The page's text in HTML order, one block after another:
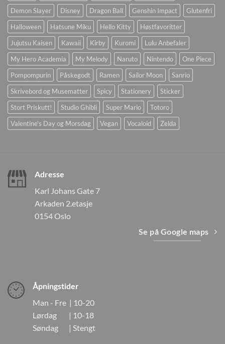
Demon Slayer
Disney Dragon Ball Genshin Impact
Glutenfri
Halloween
Hatsune Miku Hello Kitty
Høstfavoritter
Jujutsu Kaisen
Kawaii Kirby Kuromi
Lulu Anbefaler
My Hero Academia
My Melody Naruto Nintendo
One Piece
Pompompurin
Påskegodt Ramen Sailor Moon
Sanrio
Skrivebord og Musematter
Spicy Stationery
Sticker
Stort Priskutt!
Studio Ghibli Super Mario
Totoro
Valentine's Day og Morsdag
Vegan Vocaloid Zelda
Adresse
Karl Johans Gate 7
Arkaden 2.etasje
0154 Oslo
Se på Google maps
Åpningstider
Man - Fre | 10-20
Lørdag | 10-18
Søndag | Stengt